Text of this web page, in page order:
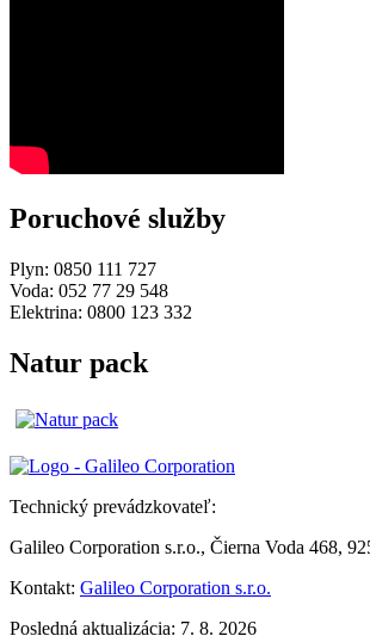
Poruchové služby
Plyn: 0850 111 727
Voda: 052 77 29 548
Elektrina: 0800 123 332
Natur pack
Technický prevádzkovateľ:
Galileo Corporation s.r.o., Čierna Voda 468,
Kontakt: Galileo Corporation s.r.o.
Posledná aktualizácia: 7. 8. 2026